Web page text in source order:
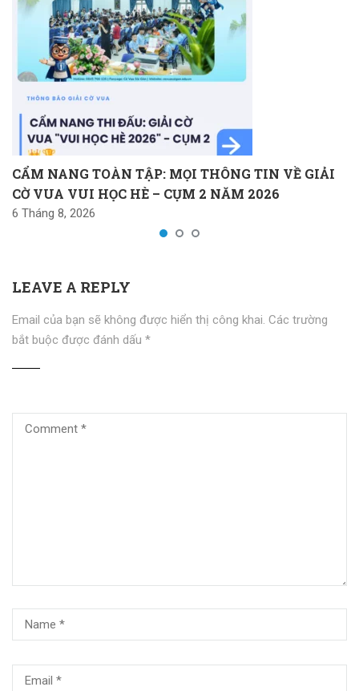
CẨM NANG TOÀN TẬP: MỌI THÔNG TIN VỀ GIẢI
CỜ VUA VUI HỌC HÈ – CỤM 2 NĂM 2026
6 Tháng 8, 2026
LEAVE A REPLY
Email của bạn sẽ không được hiển thị công khai. Các trường
bắt buộc được đánh dấu *